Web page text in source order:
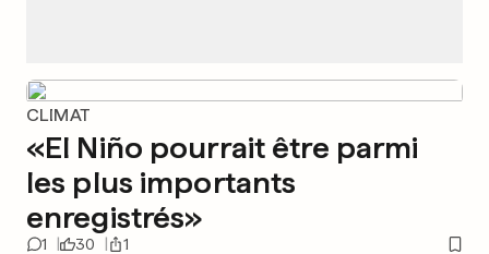
CLIMAT
«El Niño pourrait être parmi
les plus importants
enregistrés»
1 30 1